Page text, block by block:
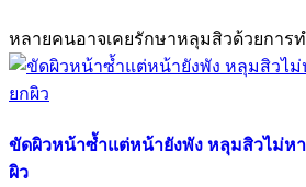
หลายคนอาจเคยรักษาหลุมสิวด้วยการ
ขัดผิวหน้าซ้ำแต่หน้ายังพัง หลุมสิวไม่ห
ผิว